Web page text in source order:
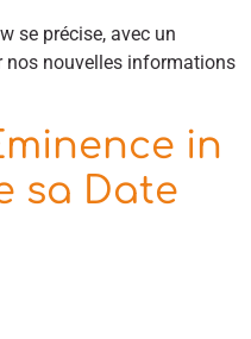
se précise, avec un
nos nouvelles informations
in
sa Date